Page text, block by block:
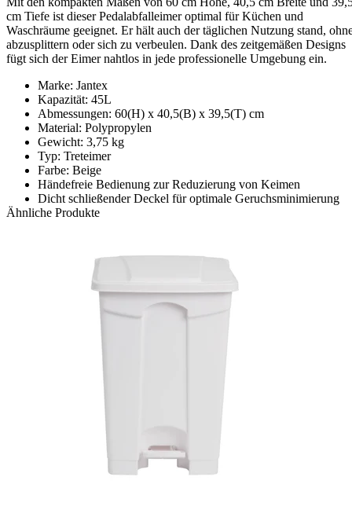
cm Tiefe ist dieser Pedalabfalleimer optimal für Küchen und
Waschräume geeignet. Er hält auch der täglichen Nutzung stand,
abzusplittern oder sich zu verbeulen. Dank des zeitgemäßen Designs
fügt sich der Eimer nahtlos in jede professionelle Umgebung ein.
Marke: Jantex
Kapazität: 45L
Abmessungen: 60(H) x 40,5(B) x 39,5(T) cm
Material: Polypropylen
Gewicht: 3,75 kg
Typ: Treteimer
Farbe: Beige
Händefreie Bedienung zur Reduzierung von Keimen
Dicht schließender Deckel für optimale Geruchsminimierung
Ähnliche Produkte